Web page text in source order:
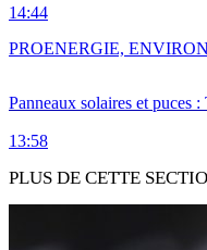
14:44
Panneaux solaires et puces
13:58
PROENERGIE,
PLUS DE CETTE